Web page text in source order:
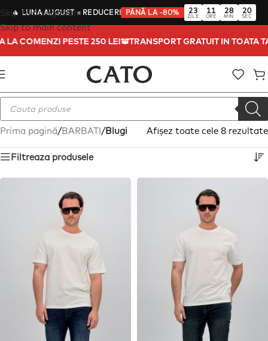
🔥 LUNA AUGUST= REDUCERI PÂNĂ LA -80% 23
ZILE
11
ORE
28
MIN
19
SEC
Skip to navigation
Skip to main content
LA COMENZI PESTE 250 LEI TRANSPORT GRATUIT IN
Prima pagină/BARBATI/Blugi Afișez toate cele 8 rezultate
Filtreaza produsele